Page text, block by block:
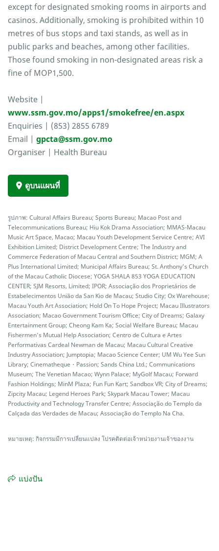
except for designated smoking rooms in airports and
casinos. Additionally, smoking is prohibited within 10
metres of bus stops and taxi stands, as well as in
public parks and beaches, among other facilities.
Those found smoking in non-designated areas risk a
fine of MOP1,500.
Website |
www.ssm.gov.mo/apps1/smokefree/en.aspx
Enquiries | (853) 2855 6789
Email | gpcta@ssm.gov.mo
Organiser | Health Bureau
ดูบนแผนที่
รูปภาพ: Cultural Affairs Bureau; Sports Bureau; Macao Post and
Telecommunications Bureau; Hiu Kok Drama Association; MMAS-Macau
Music Art Space, Macao; Macau Youth Development Service Centre; AVI
Exhibition Limited; District Development Centre; The Industry and
Commerce Federation of Macau Central and Southern District; MGM; A
Plus International Limited; Municipal Affairs Bureau; St. Anthony’s Church
of the Macau Catholic Diocese; YOGA SHALA 853 YOGA EDUCATION
CENTER; SJM Resorts, Limited; IPOR; Associação dos Proprietários de
Estabelecimentos União da San Kio de Macau; Studio City; Ox Warehouse;
Macau Youth Art Association; Hold On To Hope Project; Macau Illustrators
Association; Macao Government Tourism Office; City of Dreams; Galaxy
Entertainment Group; Cheong Kam Ka; Social Welfare Bureau; Macau
Fishermen’s Mutual Help Association; Centro de Cultura e Artes
Performativas Cardeal Newman de Macau; Macau Cultural Creative
Industry Association; Jumptopia; Macao Science Center; UM Wu Yee Sun
Library; Cinematheque・Passion; Sands China Ltd.; Communications
Museum; The Venetian Macao; Wynn Palace; MyGolf Macau; Forward
Fashion Holdings; MinM Plaza; Fun Fun Kart; Sandbox VR; City of Dreams;
Zipcity Macau; Legend Heroes Park; Skypark Macau Tower; Macau
Productivity and Technology Transfer Centre; Associação do Templo da
Calçada das Verdades de Macau; Associação do Templo Na Cha.
หมายเหตุ: กิจกรรมมีการเปลี่ยนแปลง โปรคติดต่อเจ้าหน่วยงานเจ้าของงาน
แบ่งปัน